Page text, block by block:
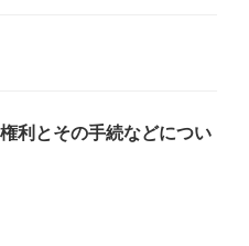
利とその手続などについ